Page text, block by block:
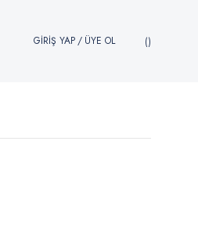
GİRİŞ YAP/ ÜYE OL